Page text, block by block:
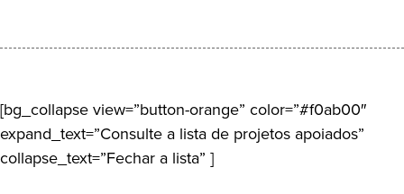
[bg_collapse view=”button-orange” color=”#f0ab00″
expand_text=”Consulte a lista de projetos apoiados”
collapse_text=”Fechar a lista” ]